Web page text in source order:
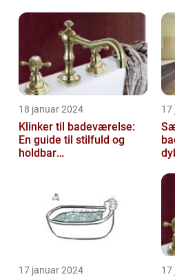
18 januar 2024
Klinker til badeværelse:
En guide til stilfuld og
holdbar
17
dit
17 januar 2024 17